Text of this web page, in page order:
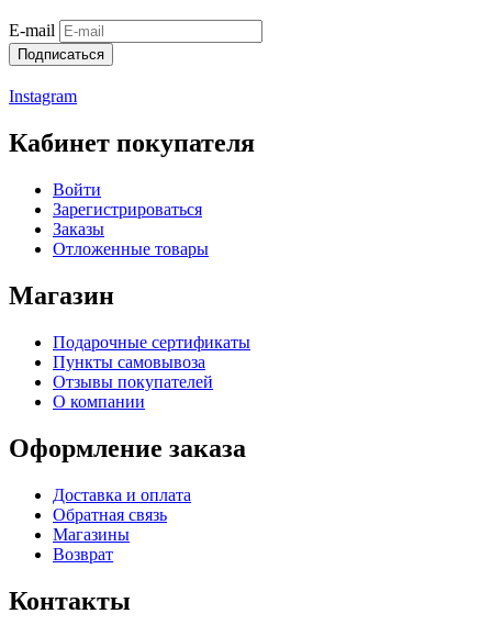
E-mail
Подписаться
Instagram
Кабинет покупателя
Войти
Зарегистрироваться
Заказы
Отложенные товары
Магазин
Подарочные сертификаты
Пункты самовывоза
Отзывы покупателей
О компании
Оформление заказа
Доставка и оплата
Обратная связь
Магазины
Возврат
Контакты